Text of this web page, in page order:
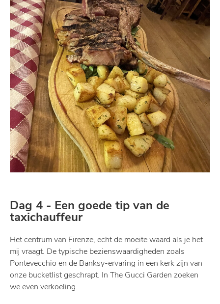
Dag 4 - Een goede tip van de
taxichauffeur
Het centrum van Firenze, echt de moeite waard als je het
mij vraagt. De typische bezienswaardigheden zoals
Pontevecchio en de Banksy-ervaring in een kerk zijn van
onze bucketlist geschrapt. In The Gucci Garden zoeken
we even verkoeling.